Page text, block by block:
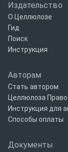
Издательство
О Целлюлозе
Гид
Поиск
Инструкция
Авторам
Стать автором
Целлюлоза Право
Инструкция для
Способы оплаты
Документы